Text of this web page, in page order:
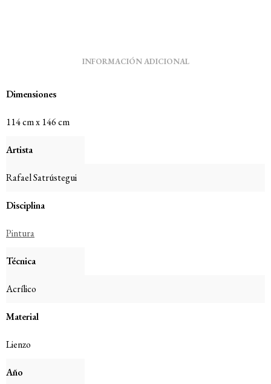
INFORMACIÓN ADICIONAL
Dimensiones
114 cm x 146 cm
Artista
Rafael Satrústegui
Disciplina
Pintura
Técnica
Acrílico
Material
Lienzo
Año